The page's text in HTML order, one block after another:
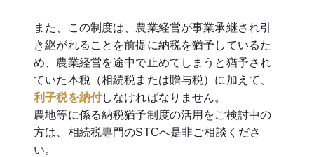
また、この制度は、農業経営が事業承継され引
き継がれることを前提に納税を猶予しているた
め、農業経営を途中で止めてしまうと猶予され
ていた本税（相続税または贈与税）に加えて、
利子税を納付しなければなりません。
農地等に係る納税猶予制度の活用をご検討中の
方は、相続税専門のSTCへ是非ご相談くださ
い。